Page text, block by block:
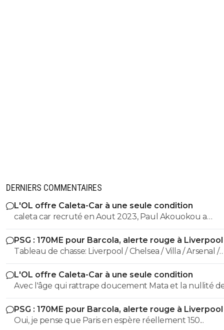
DERNIERS COMMENTAIRES
L'OL offre Caleta-Car à une seule condition
caleta car recruté en Aout 2023, Paul Akouokou a
officiellement signé à l'Olympique Lyonnais le 1er
2023, Tanner Tessmann a officiellement rejoint
Lyonnais le 27 août 2024 Tout le monde se masturbe sur les
bonnes recrues de MLJ, mais les 3 cités plus haut sont
indésirables qu'il a recruté aussi....
PSG : 170ME pour Barcola, alerte rouge à Liverpool
Tableau de chasse: Liverpool / Chelsea / Villa / Arsenal /
Newcastle / City ... je pense on l'a bien vu contre les
Anglais (et pas les moins bons en plus).
L'OL offre Caleta-Car à une seule condition
Avec l'âge qui rattrape doucement Mata et la nullité
Kamara, je l'aurais bien gardé dans la rotation..
PSG : 170ME pour Barcola, alerte rouge à Liverpool
Oui, je pense que Paris en espère réellement 150...